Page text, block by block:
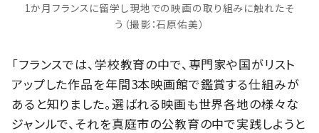
1か月フランスに留学し現地での映画の取り組みに触れたそ
う（撮影：石原佑美）
「フランスでは、学校教育の中で、専門家や国がリスト
アップした作品を年間3本映画館で鑑賞する仕組みが
あると知りました。選ばれる映画も世界各地の様々な
ジャンルで、それを真庭市の公教育の中で実践しようと